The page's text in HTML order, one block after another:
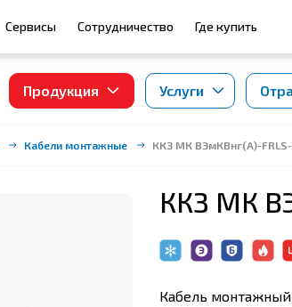
Сервисы Сотрудничество Где купить
Продукция Услуги
Кабели монтажные ККЗ МК ВЭмКВнг(А)-
ККЗ МК
Кабель монтажный